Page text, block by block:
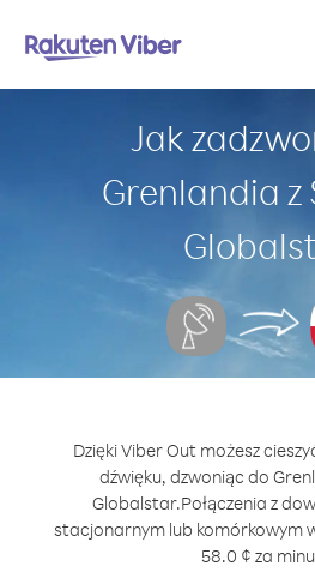
Jak
Grenlandia
Dzięki Viber Out możesz
dźwięku, dzwoniąc do
Globalstar.Połączenia z
stacjonarnym lub komórkowym
58.0 ¢ za